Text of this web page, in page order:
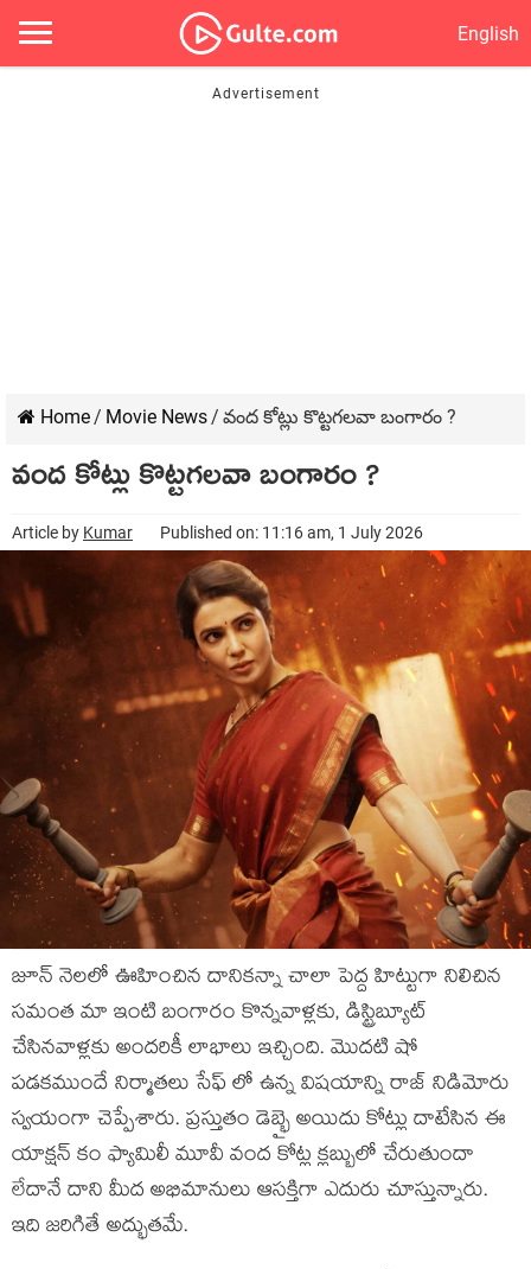
English
Home/ Movie News/ వంద కోట్లు కొట్టగలవా బంగారం ?
వంద కోట్లు కొట్టగలవా బంగారం ?
Article by Kumar Published on: 11:16 am, 1 July 2026
జూన్ నెలలో ఊహించిన దానికన్నా చాలా పెద్ద హిట్టుగా నిలిచిన
సమంత మా ఇంటి బంగారం కొన్నవాళ్లకు, డిస్ట్రిబ్యూట్
చేసినవాళ్లకు అందరికీ లాభాలు ఇచ్చింది. మొదటి షో
పడకముందే నిర్మాతలు సేఫ్ లో ఉన్న విషయాన్ని రాజ్ నిడిమోరు
స్వయంగా చెప్పేశారు. ప్రస్తుతం డెబ్భై అయిదు కోట్లు దాటేసిన ఈ
యాక్షన్ కం ఫ్యామిలీ మూవీ వంద కోట్ల క్లబ్బులో చేరుతుందా
లేదానే దాని మీద అభిమానులు ఆసక్తిగా ఎదురు చూస్తున్నారు.
ఇది జరిగితే అద్భుతమే.